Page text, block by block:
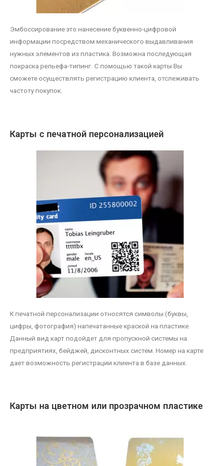
Эмбоссирование это нанесение буквенно-цифровой
информации посредством механического выдавливания
нужных элементов из пластика. Возможна последующая
покраска рельефа-типинг. С помощью такой карты Вы
сможете осуществлять регистрацию клиента, отслеживать
частоту покупок.
Карты с печатной персонализацией
К печатной персонализации относятся символы (буквы,
цифры, фотография) напечатанные краской на пластике.
Данный вид карт подойдет для пропускной системы на
предприятиях, бейджей, дисконтных систем. Номер на карте
дает возможность регистрации клиента в базе данных.
Карты на цветном или прозрачном пластике